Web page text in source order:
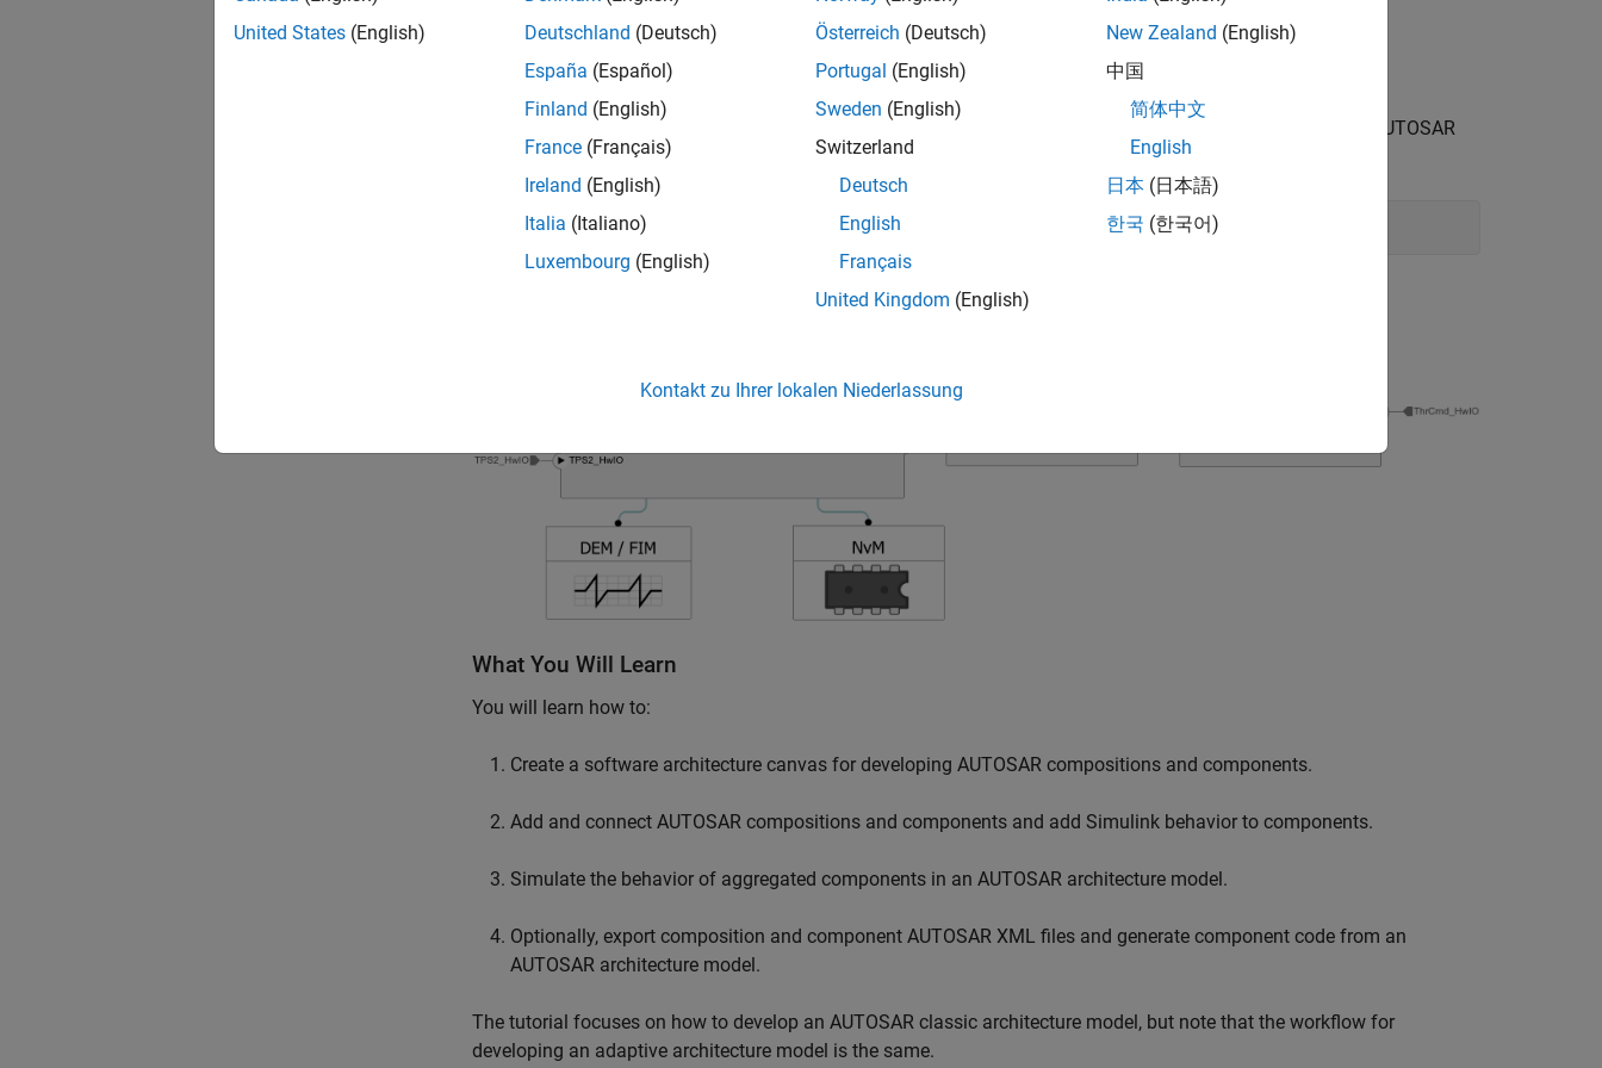
Optional part of the tutorial requires Simulink Coder™and Embedded Coder software.
Example Model
The tutorial uses example model
and several supporting models that implement AUTOSAR
component behavior. To open these models enter this command in your MATLAB®Command Window:
openExample("autosar_tpc_composition" );
What You Will Learn
You will learn how to:
Create a software architecture canvas for developing AUTOSAR compositions and components.
Add and connect AUTOSAR compositions and components and add Simulink behavior to components.
Simulate the behavior of aggregated components in an AUTOSAR architecture model.
Optionally, export composition and component AUTOSAR XML files and generate component code from an
AUTOSAR architecture model.
The tutorial focuses on how to develop an AUTOSAR classic architecture model, but note that the workflow for
developing an adaptive architecture model is the same.
United States (English)
Deutschland (Deutsch)
España (Español)
Finland (English)
France (Français)
Ireland (English)
Italia (Italiano)
Luxembourg (English)
Österreich (Deutsch)
Portugal (English)
Sweden (English)
Switzerland
Deutsch
English
Français
United Kingdom (English)
New Zealand (English)
中国
简体中文
English
日本 (日本語)
한국 (한국어)
Kontakt zu Ihrer lokalen Niederlassung